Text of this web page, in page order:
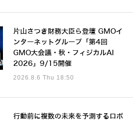
片山さつき財務大臣ら登壇 GMOイ
ンターネットグループ「第4回
GMO大会議・秋・フィジカルAI
2026」9/15開催
2026.8.6 Thu 18:50
行動前に複数の未来を予測するロボ